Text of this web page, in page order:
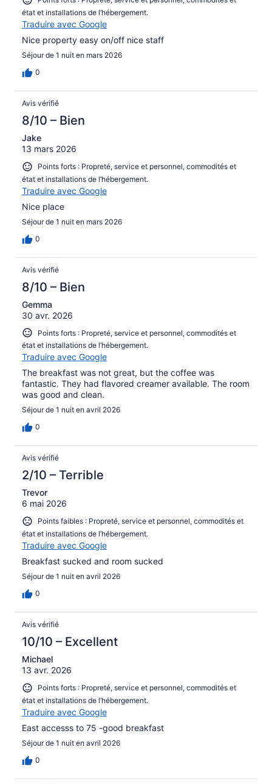
état et installations de l’hébergement.
Traduire avec Google
Nice property easy on/off nice staff
Séjour de 1 nuit en mars 2026
0
Avis vérifié
8/10 – Bien
Jake
13 mars 2026
Points forts : Propreté, service et personnel, commodités et
état et installations de l’hébergement.
Traduire avec Google
Nice place
Séjour de 1 nuit en mars 2026
0
Avis vérifié
8/10 – Bien
Gemma
30 avr. 2026
Points forts : Propreté, service et personnel, commodités et
état et installations de l’hébergement.
Traduire avec Google
The breakfast was not great, but the coffee was
fantastic. They had flavored creamer available. The room
was good and clean.
Séjour de 1 nuit en avril 2026
0
Avis vérifié
2/10 – Terrible
Trevor
6 mai 2026
Points faibles : Propreté, service et personnel, commodités et
état et installations de l’hébergement.
Traduire avec Google
Breakfast sucked and room sucked
Séjour de 1 nuit en avril 2026
0
Avis vérifié
10/10 – Excellent
Michael
13 avr. 2026
Points forts : Propreté, service et personnel, commodités et
état et installations de l’hébergement.
Traduire avec Google
East accesss to 75 -good breakfast
Séjour de 1 nuit en avril 2026
0